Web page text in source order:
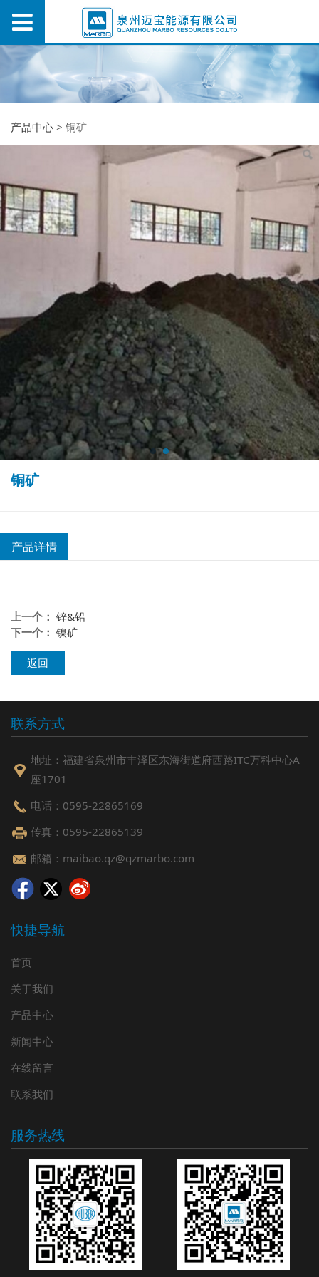
产品中心 >铜矿
铜矿
产品详情
上一个：锌&铅
下一个：镍矿
返回
联系方式
地址：福建省泉州市丰泽区东海街道府西路ITC万科中心A
座1701
电话：0595-22865169
传真：0595-22865139
邮箱：maibao.qz@qzmarbo.com
快捷导航
首页
关于我们
产品中心
新闻中心
在线留言
联系我们
服务热线